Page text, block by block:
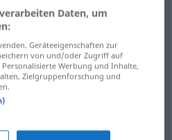
fortificazione
Daten, um
Geräteeigenschaften zur
von und/oder Zugriff auf
Werbung und Inhalte,
Zielgruppenforschung und